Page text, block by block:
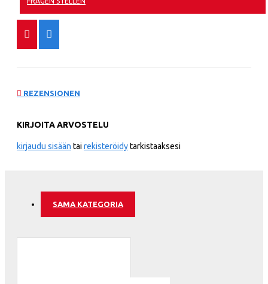
REZENSIONEN
KIRJOITA ARVOSTELU
kirjaudu sisään tairekisteröidytarkistaaksesi
SAMA KATEGORIA